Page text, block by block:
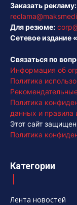
Заказать рекламу:
Для резюме:
Сетевое издание
Связаться по
Информация об
Политика
Политика
данных и правила
Этот сайт
Политика
Категории
Лента новостей